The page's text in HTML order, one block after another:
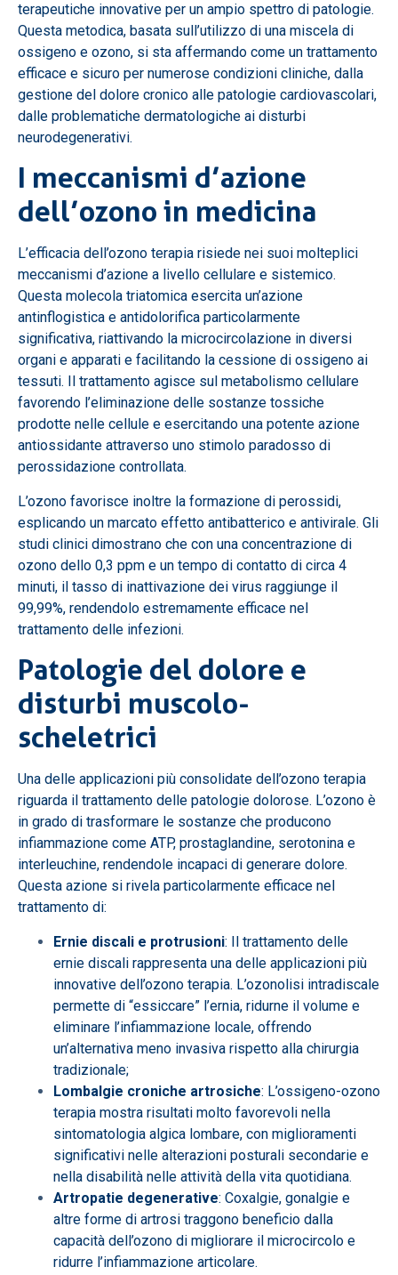
terapeutiche innovative per un ampio spettro di patologie.
Questa metodica, basata sull’utilizzo di una miscela di
ossigeno e ozono, si sta affermando come un trattamento
efficace e sicuro per numerose condizioni cliniche, dalla
gestione del dolore cronico alle patologie cardiovascolari,
dalle problematiche dermatologiche ai disturbi
neurodegenerativi.
I meccanismi d’azione
dell’ozono in medicina
L’efficacia dell’ozono terapia risiede nei suoi molteplici
meccanismi d’azione a livello cellulare e sistemico.
Questa molecola triatomica esercita un’azione
antinflogistica e antidolorifica particolarmente
significativa, riattivando la microcircolazione in diversi
organi e apparati e facilitando la cessione di ossigeno ai
tessuti. Il trattamento agisce sul metabolismo cellulare
favorendo l’eliminazione delle sostanze tossiche
prodotte nelle cellule e esercitando una potente azione
antiossidante attraverso uno stimolo paradosso di
perossidazione controllata.
L’ozono favorisce inoltre la formazione di perossidi,
esplicando un marcato effetto antibatterico e antivirale. Gli
studi clinici dimostrano che con una concentrazione di
ozono dello 0,3 ppm e un tempo di contatto di circa 4
minuti, il tasso di inattivazione dei virus raggiunge il
99,99%, rendendolo estremamente efficace nel
trattamento delle infezioni.
Patologie del dolore e
disturbi muscolo-
scheletrici
Una delle applicazioni più consolidate dell’ozono terapia
riguarda il trattamento delle patologie dolorose. L’ozono è
in grado di trasformare le sostanze che producono
infiammazione come ATP, prostaglandine, serotonina e
interleuchine, rendendole incapaci di generare dolore.
Questa azione si rivela particolarmente efficace nel
trattamento di:
Ernie discali e protrusioni: Il trattamento delle
ernie discali rappresenta una delle applicazioni più
innovative dell’ozono terapia. L’ozonolisi intradiscale
permette di “essiccare” l’ernia, ridurne il volume e
eliminare l’infiammazione locale, offrendo
un’alternativa meno invasiva rispetto alla chirurgia
tradizionale;
Lombalgie croniche artrosiche: L’ossigeno-ozono
terapia mostra risultati molto favorevoli nella
sintomatologia algica lombare, con miglioramenti
significativi nelle alterazioni posturali secondarie e
nella disabilità nelle attività della vita quotidiana.
Artropatie degenerative: Coxalgie, gonalgie e
altre forme di artrosi traggono beneficio dalla
capacità dell’ozono di migliorare il microcircolo e
ridurre l’infiammazione articolare.